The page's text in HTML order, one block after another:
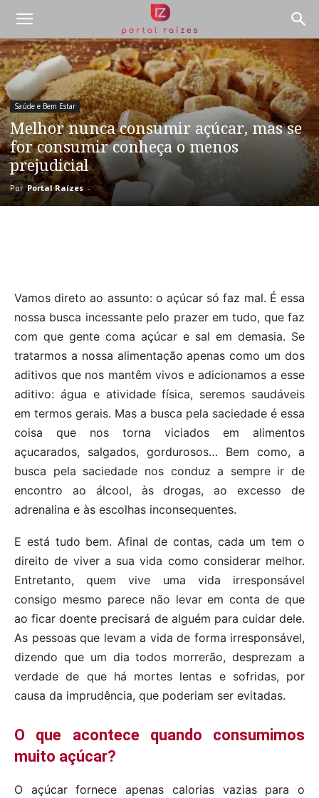
Saúde e Bem Estar
Melhor nunca consumir açúcar, mas se
for consumir conheça o menos
prejudicial
Por Portal Raízes -
Vamos direto ao assunto: o açúcar só faz mal. É essa
nossa busca incessante pelo prazer em tudo, que faz
com que gente coma açúcar e sal em demasia. Se
tratarmos a nossa alimentação apenas como um dos
aditivos que nos mantêm vivos e adicionamos a esse
aditivo: água e atividade física, seremos saudáveis
em termos gerais. Mas a busca pela saciedade é essa
coisa que nos torna viciados em alimentos
açucarados, salgados, gordurosos… Bem como, a
busca pela saciedade nos conduz a sempre ir de
encontro ao álcool, às drogas, ao excesso de
adrenalina e às escolhas inconsequentes.
E está tudo bem. Afinal de contas, cada um tem o
direito de viver a sua vida como considerar melhor.
Entretanto, quem vive uma vida irresponsável
consigo mesmo parece não levar em conta de que
ao ficar doente precisará de alguém para cuidar dele.
As pessoas que levam a vida de forma irresponsável,
dizendo que um dia todos morrerão, desprezam a
verdade de que há mortes lentas e sofridas, por
causa da imprudência, que poderiam ser evitadas.
O que acontece quando consumimos
muito açúcar?
O açúcar fornece apenas calorias vazias para o